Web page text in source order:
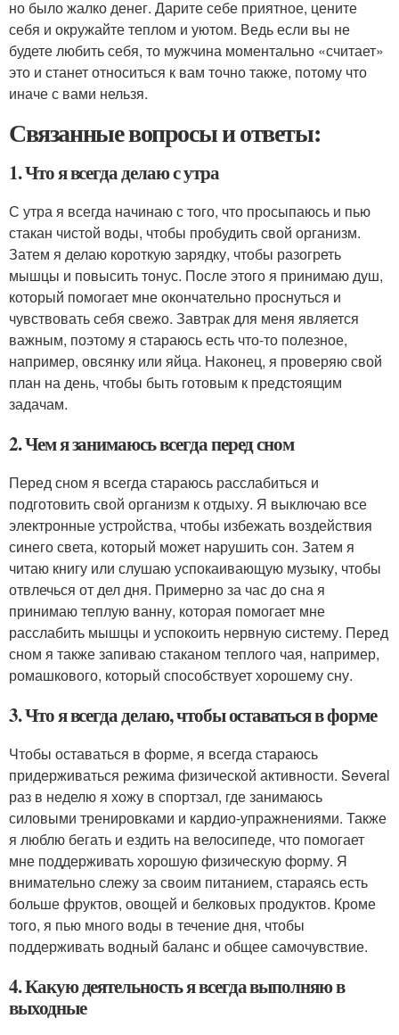
но было жалко денег. Дарите себе приятное, цените
себя и окружайте теплом и уютом. Ведь если вы не
будете любить себя, то мужчина моментально «считает»
это и станет относиться к вам точно также, потому что
иначе с вами нельзя.
Связанные вопросы и ответы:
1. Что я всегда делаю с утра
С утра я всегда начинаю с того, что просыпаюсь и пью
стакан чистой воды, чтобы пробудить свой организм.
Затем я делаю короткую зарядку, чтобы разогреть
мышцы и повысить тонус. После этого я принимаю душ,
который помогает мне окончательно проснуться и
чувствовать себя свежо. Завтрак для меня является
важным, поэтому я стараюсь есть что-то полезное,
например, овсянку или яйца. Наконец, я проверяю свой
план на день, чтобы быть готовым к предстоящим
задачам.
2. Чем я занимаюсь всегда перед сном
Перед сном я всегда стараюсь расслабиться и
подготовить свой организм к отдыху. Я выключаю все
электронные устройства, чтобы избежать воздействия
синего света, который может нарушить сон. Затем я
читаю книгу или слушаю успокаивающую музыку, чтобы
отвлечься от дел дня. Примерно за час до сна я
принимаю теплую ванну, которая помогает мне
расслабить мышцы и успокоить нервную систему. Перед
сном я также запиваю стаканом теплого чая, например,
ромашкового, который способствует хорошему сну.
3. Что я всегда делаю, чтобы оставаться в форме
Чтобы оставаться в форме, я всегда стараюсь
придерживаться режима физической активности. Several
раз в неделю я хожу в спортзал, где занимаюсь
силовыми тренировками и кардио-упражнениями. Также
я люблю бегать и ездить на велосипеде, что помогает
мне поддерживать хорошую физическую форму. Я
внимательно слежу за своим питанием, стараясь есть
больше фруктов, овощей и белковых продуктов. Кроме
того, я пью много воды в течение дня, чтобы
поддерживать водный баланс и общее самочувствие.
4. Какую деятельность я всегда выполняю в
выходные